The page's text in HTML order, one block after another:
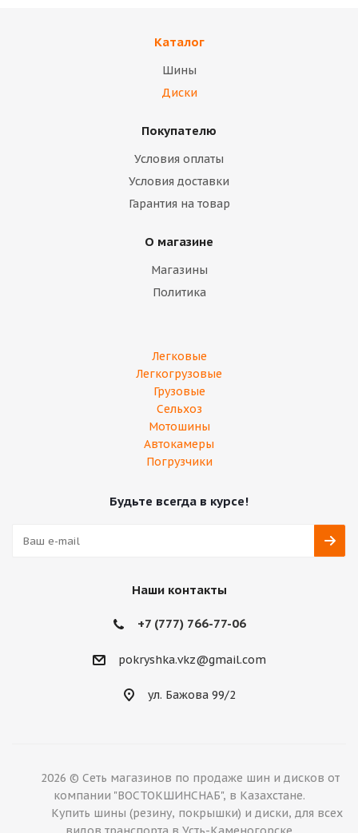
Каталог
Шины
Диски
Покупателю
Условия оплаты
Условия доставки
Гарантия на товар
О магазине
Магазины
Политика
Легковые
Легкогрузовые
Грузовые
Сельхоз
Мотошины
Автокамеры
Погрузчики
Будьте всегда в курсе!
Наши контакты
+7 (777) 766-77-06
pokryshka.vkz@gmail.com
ул. Бажова 99/2
2026 © Сеть магазинов по продаже шин и дисков от
компании "ВОСТОКШИНСНАБ", в Казахстане.
Купить шины (резину, покрышки) и диски, для всех